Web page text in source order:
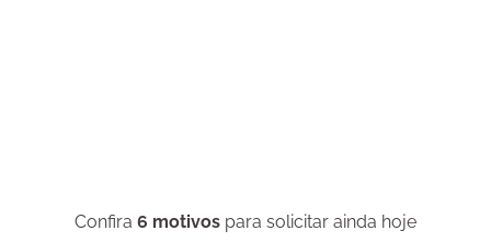
Confira 6 motivospara solicitar ainda hoje